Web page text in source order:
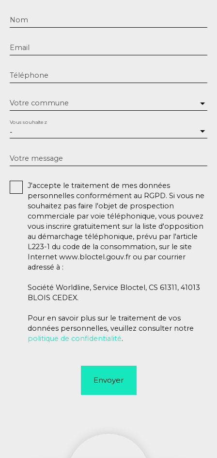
Nom
Email
Téléphone
Votre commune
-
Vous souhaitez
Votre message
J'accepte le traitement de mes données
personnelles conformément au RGPD. Si vous ne
souhaitez pas faire l'objet de prospection
commerciale par voie téléphonique, vous pouvez
vous inscrire gratuitement sur la liste d'opposition
au démarchage téléphonique, prévu par l'article
L223-1 du code de la consommation, sur le site
Internet www.bloctel.gouv.fr ou par courrier
adressé à :
Société Worldline, Service Bloctel, CS 61311, 41013
BLOIS CEDEX.
Pour en savoir plus sur le traitement de vos
données personnelles, veuillez consulter notre
politique de confidentialité.
Envoyer